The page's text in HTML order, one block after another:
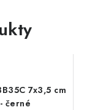
7x3,5 cm
- černé